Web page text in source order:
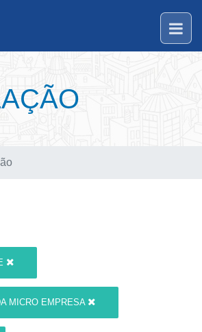
MICRO EMPRESA